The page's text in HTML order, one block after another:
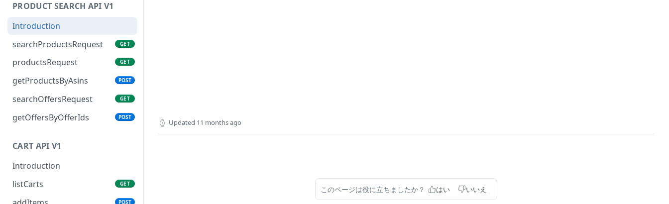
PRODUCT SEARCH API V1
Introduction
searchProductsRequest
GET
productsRequest GET
getProductsByAsins POST
searchOffersRequest GET
getOffersByOfferIds POST
CART API V1
Introduction
listCarts
GET
POST
Updated 11 months ago
このページは役に立ちましたか？ はい いいえ